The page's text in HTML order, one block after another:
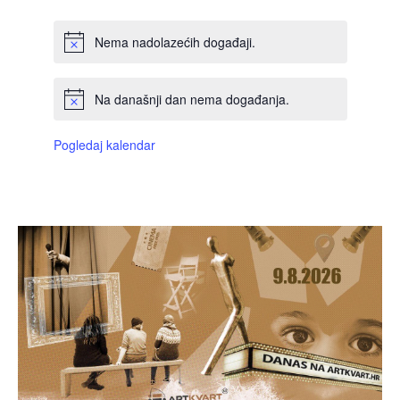
Nema nadolazećih događaji.
Na današnji dan nema događanja.
Pogledaj kalendar